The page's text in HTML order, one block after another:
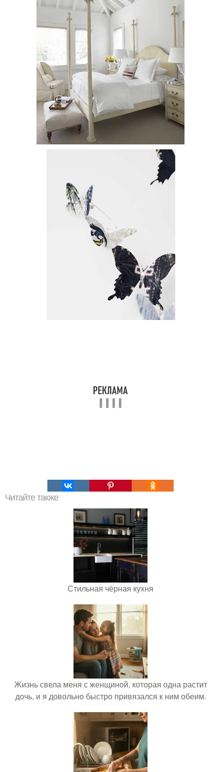
Читайте также
Стильная чёрная кухня
Жизнь свела меня с женщиной, которая одна растит
дочь, и я довольно быстро привязался к ним обеим.